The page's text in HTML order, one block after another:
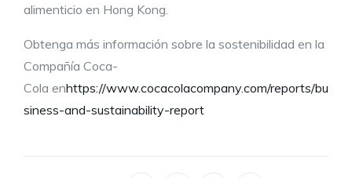
alimenticio en Hong Kong.
Obtenga más información sobre la sostenibilidad en la
Compañía Coca-
Cola enhttps://www.cocacolacompany.com/reports/bu
siness-and-sustainability-report